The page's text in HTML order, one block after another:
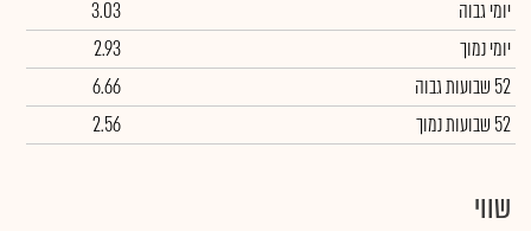
יומי גבוה
3.03
יומי נמוך
2.93
52 שבועות גבוה
6.66
52 שבועות נמוך
2.56
שווי